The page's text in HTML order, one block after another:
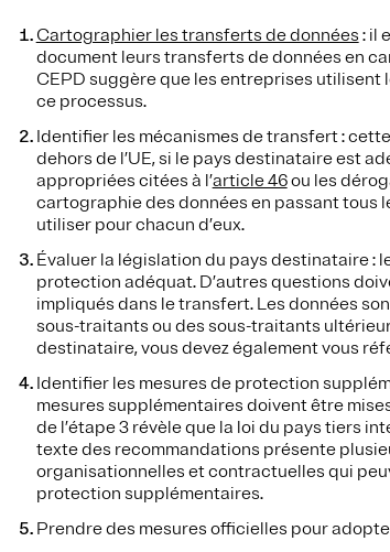
Cartographier les transferts de données : il
document leurs transferts de données en
CEPD suggère que les entreprises
ce processus.
Identifier les mécanismes de transfert :
dehors de l’UE, si le pays destinataire est
appropriées citées à l’article 46ou les
cartographie des données en passant tous
utiliser pour chacun d’eux.
Évaluer la législation du pays destinataire :
protection adéquat. D’autres questions
impliqués dans le transfert. Les données
sous-traitants ou des sous-traitants
destinataire, vous devez également vous
Identifier les mesures de protection
mesures supplémentaires doivent être
de l’étape 3 révèle que la loi du pays tiers
texte des recommandations présente
organisationnelles et contractuelles qui
protection supplémentaires.
Prendre des mesures officielles pour